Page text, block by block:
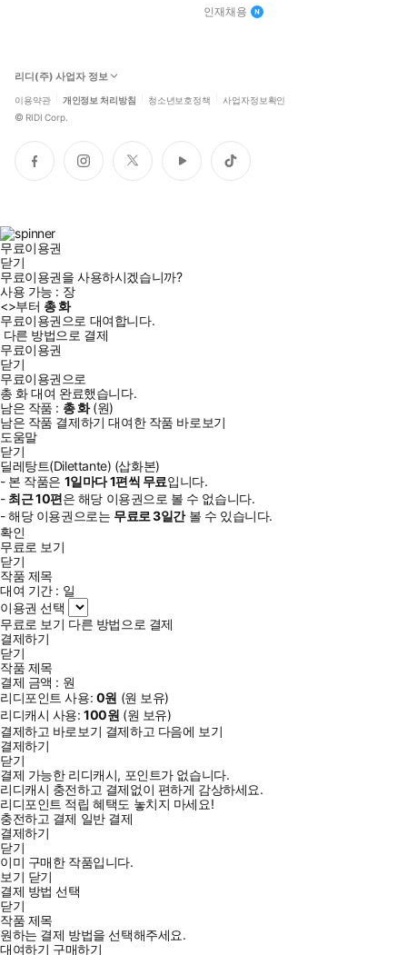
인재채용
리디(주) 사업자 정보
이용약관 개인정보 처리방침 청소년보호정책 사업자정보확인
© RIDI Corp.
페
이
인
스
트
위
유
튜
틱
톡
무료이용권
닫기
무료이용권을 사용하시겠습니까?
사용 가능 : 장
<>부터 총화
무료이용권으로 대여합니다.
다른 방법으로 결제
무료이용권
닫기
무료이용권으로
총 화대여 완료했습니다.
남은 작품 : 총화(원)
남은 작품 결제하기 대여한 작품 바로보기
도움말
닫기
딜레탕트(Dilettante) (삽화본)
- 본 작품은 1일마다1편씩 무료입니다.
- 최근10편은 해당 이용권으로 볼 수 없습니다.
- 해당 이용권으로는 무료로3일간볼 수 있습니다.
확인
무료로 보기
닫기
작품 제목
대여 기간 : 일
이용권 선택
무료로 보기 다른 방법으로 결제
결제하기
닫기
작품 제목
결제 금액 : 원
리디포인트 사용: 0원 (원 보유)
리디캐시 사용:100원 (원 보유)
결제하고 바로보기 결제하고 다음에 보기
결제하기
닫기
결제 가능한 리디캐시, 포인트가 없습니다.
리디캐시 충전하고 결제없이 편하게 감상하세요.
리디포인트 적립 혜택도 놓치지 마세요!
충전하고 결제 일반 결제
결제하기
닫기
이미 구매한 작품입니다.
보기 닫기
결제 방법 선택
닫기
작품 제목
원하는 결제 방법을 선택해주세요.
대여하기 구매하기